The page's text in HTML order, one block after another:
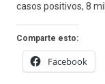
casos positivos, 8
Comparte esto:
Facebook